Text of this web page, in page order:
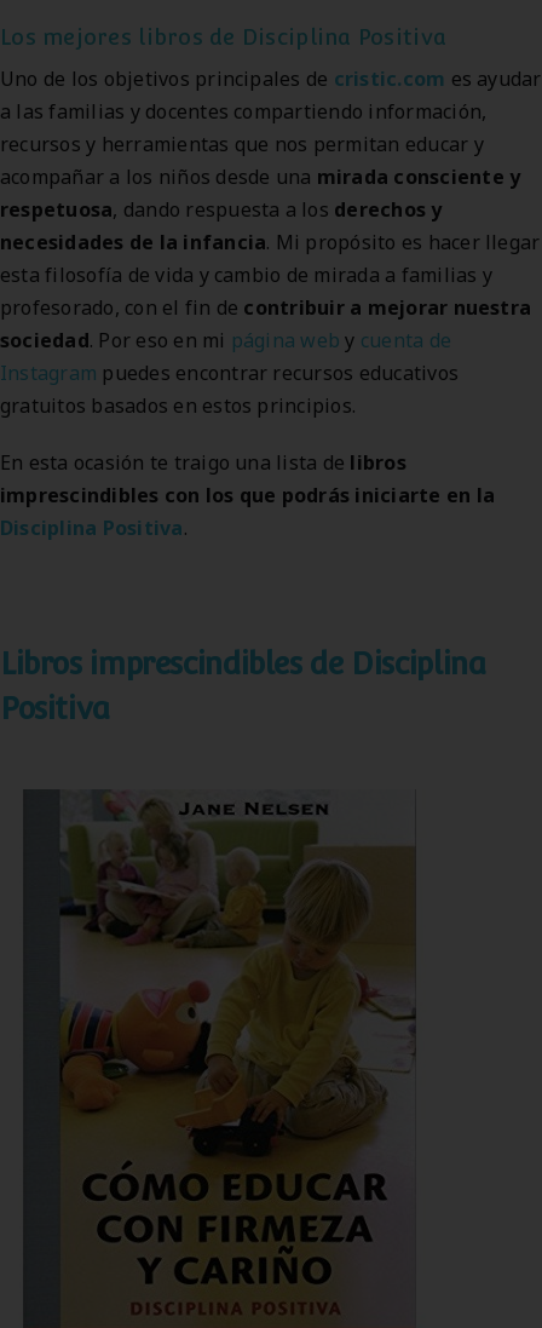
Los mejores libros de Disciplina Positiva
Uno de los objetivos principales de cristic.com es ayudar
a las familias y docentes compartiendo información,
recursos y herramientas que nos permitan educar y
acompañar a los niños desde una mirada consciente y
respetuosa, dando respuesta a los derechos y
necesidades de la infancia. Mi propósito es hacer llegar
esta filosofía de vida y cambio de mirada a familias y
profesorado, con el fin de contribuir a mejorar nuestra
sociedad. Por eso en mi página web y cuenta de
Instagram puedes encontrar recursos educativos
gratuitos basados en estos principios.
En esta ocasión te traigo una lista de libros
imprescindibles con los que podrás iniciarte en la
Disciplina Positiva.
Libros imprescindibles de Disciplina
Positiva